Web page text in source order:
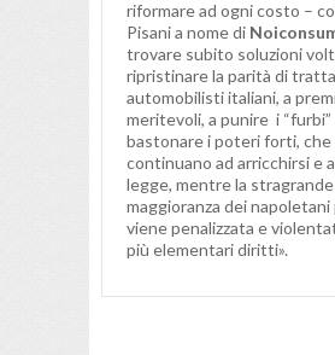
riformare ad ogni costo –
Pisani a nome di
trovare subito soluzioni
ripristinare la parità di
automobilisti italiani, a
meritevoli, a punire i “furbi”
bastonare i poteri forti, che
continuano ad arricchirsi e
legge, mentre la stragrande
maggioranza dei
viene penalizzata e
più elementari diritti».